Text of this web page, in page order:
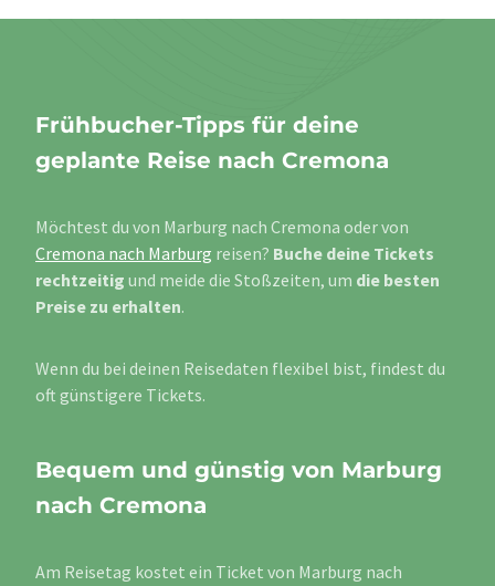
Frühbucher-Tipps für deine
geplante Reise nach Cremona
Möchtest du von Marburg nach Cremona oder von
Cremona nach Marburg reisen? Buche deine Tickets
rechtzeitig und meide die Stoßzeiten, um die besten
Preise zu erhalten.
Wenn du bei deinen Reisedaten flexibel bist, findest du
oft günstigere Tickets.
Bequem und günstig von Marburg
nach Cremona
Am Reisetag kostet ein Ticket von Marburg nach